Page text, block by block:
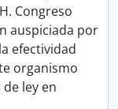
Congreso
auspiciada por
efectividad
organismo
ley en